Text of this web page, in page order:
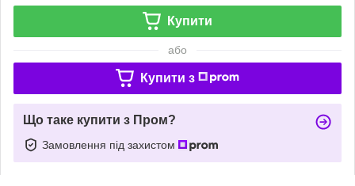
Купити
або
Купити з
Що таке купити з Пром?
Замовлення під захистом